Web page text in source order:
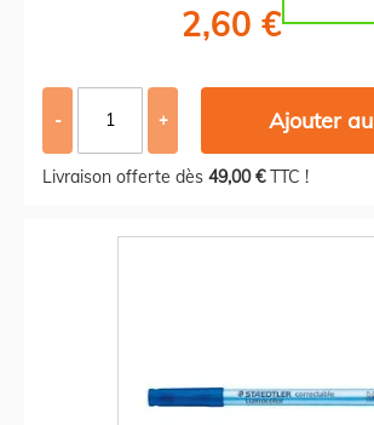
2,60 €
- + Ajouter
Livraison offerte dès 49,00 €TTC !